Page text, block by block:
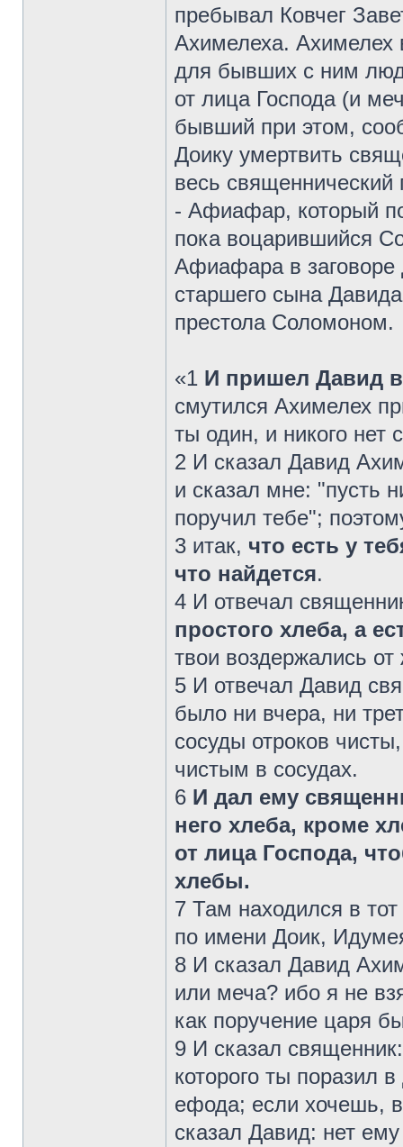
пребывал Ковчег
Ахимелеха. Ахимелех
для бывших с ним
от лица Господа (и
бывший при этом,
Доику умертвить
весь
- Афиафар, который
пока воцарившийся
Афиафара в заговоре
старшего сына
престола Соломоном.
«1 И пришел Давид
смутился Ахимелех
ты один, и никого нет
2 И сказал Давид
и сказал мне: "пусть
поручил тебе";
3 итак, что есть у
что найдется.
4 И отвечал
простого хлеба, а
твои воздержались
5 И отвечал Давид
было ни вчера, ни
сосуды отроков
чистым в сосудах.
6 И дал ему
него хлеба, кроме
от лица Господа,
хлебы.
7 Там находился в
по имени Доик,
8 И сказал Давид
или меча? ибо я не
как поручение царя
9 И сказал
которого ты поразил
ефода; если хочешь,
сказал Давид: нет